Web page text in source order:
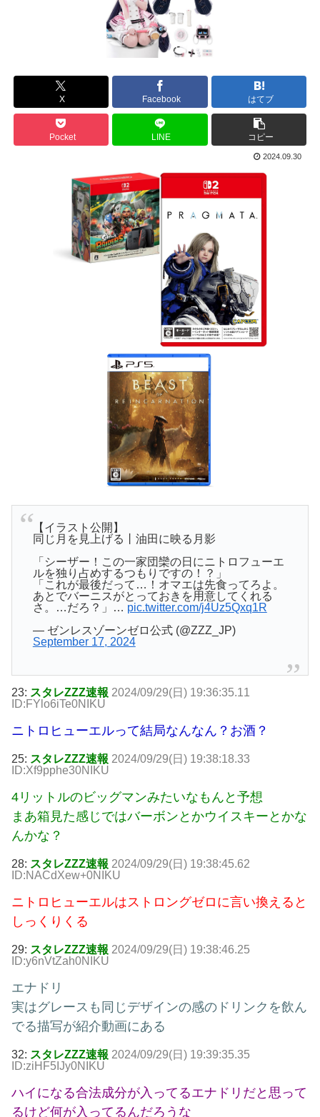
X Facebook はてブ
Pocket LINE コピー
2024.09.30
【イラスト公開】
同じ月を見上げる丨油田に映る月影
「シーザー！この一家団欒の日にニトロフューエ
ルを独り占めするつもりですの！？」
「これが最後だって…！オマエは先食ってろよ。
あとでバーニスがとっておきを用意してくれる
さ。…だろ？」… pic.twitter.com/j4Uz5Qxq1R
— ゼンレスゾーンゼロ公式 (@ZZZ_JP)
September 17, 2024
23: スタレZZZ速報 2024/09/29(日) 19:36:35.11
ID:FYlo6iTe0NIKU
ニトロヒューエルって結局なんなん？お酒？
25: スタレZZZ速報 2024/09/29(日) 19:38:18.33
ID:Xf9pphe30NIKU
4リットルのビッグマンみたいなもんと予想
まあ箱見た感じではバーボンとかウイスキーとかな
んかな？
28: スタレZZZ速報 2024/09/29(日) 19:38:45.62
ID:NACdXew+0NIKU
ニトロヒューエルはストロングゼロに言い換えると
しっくりくる
29: スタレZZZ速報 2024/09/29(日) 19:38:46.25
ID:y6nVtZah0NIKU
エナドリ
実はグレースも同じデザインの感のドリンクを飲ん
でる描写が紹介動画にある
32: スタレZZZ速報 2024/09/29(日) 19:39:35.35
ID:ziHF5IJy0NIKU
ハイになる合法成分が入ってるエナドリだと思って
るけど何が入ってるんだろうな